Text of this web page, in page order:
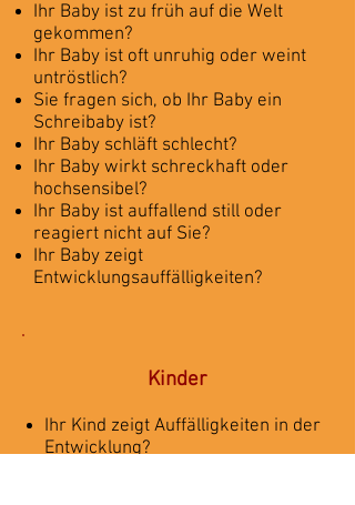
Ihr Baby ist zu früh auf die Welt
gekommen?
Ihr Baby ist oft unruhig oder weint
untröstlich?
Sie fragen sich, ob Ihr Baby ein
Schreibaby ist?
Ihr Baby schläft schlecht?
Ihr Baby wirkt schreckhaft oder
hochsensibel?
Ihr Baby ist auffallend still oder
reagiert nicht auf Sie?
Ihr Baby zeigt
Entwicklungsauffälligkeiten?
Kinder
Ihr Kind zeigt Auffälligkeiten in der
Entwicklung?